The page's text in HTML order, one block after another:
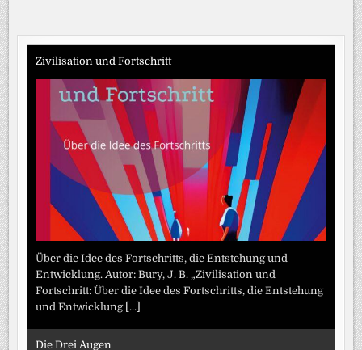
Beiträge
Zivilisation und Fortschritt
Über die Idee des Fortschritts, die Entstehung und
Entwicklung. Autor: Bury, J. B. „Zivilisation und
Fortschritt: Über die Idee des Fortschritts, die Entstehung
und Entwicklung [...]
Die Drei Augen